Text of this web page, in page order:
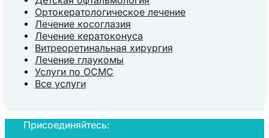
Ортокератологическое лечение
Лечение косоглазия
Лечение кератоконуса
Витреоретинальная хирургия
Лечение глаукомы
Услуги по ОСМС
Все услуги
Присоединяйтесь: